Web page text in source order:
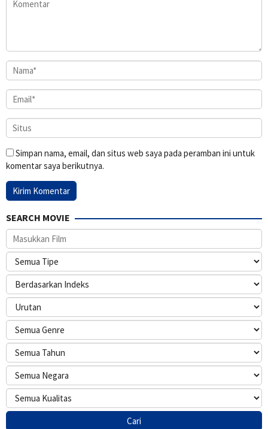
Simpan nama, email, dan situs web saya pada peramban ini untuk
komentar saya berikutnya.
SEARCH MOVIE